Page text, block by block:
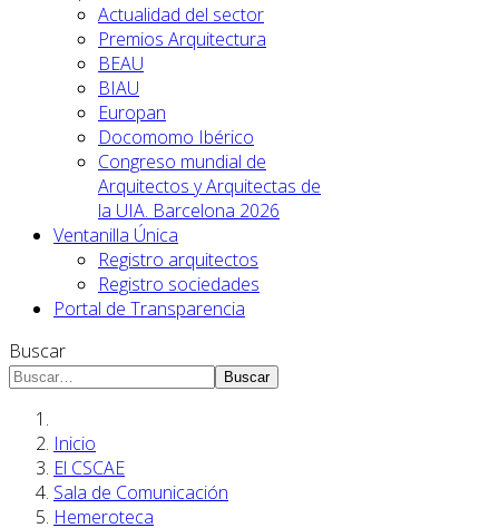
Actualidad del sector
Premios Arquitectura
BEAU
BIAU
Europan
Docomomo Ibérico
Congreso mundial de
Arquitectos y Arquitectas de
la UIA. Barcelona 2026
Ventanilla Única
Registro arquitectos
Registro sociedades
Portal de Transparencia
Buscar
Buscar
Inicio
El CSCAE
Sala de Comunicación
Hemeroteca